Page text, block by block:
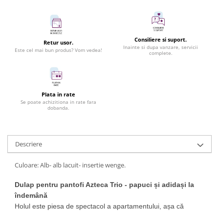
Retur usor.
Este cel mai bun produs? Vom vedea!
Consiliere si suport.
Inainte si dupa vanzare, servicii
complete.
Plata in rate
Se poate achizitiona in rate fara
dobanda.
Descriere
Culoare: Alb- alb lacuit- insertie wenge.
Dulap pentru pantofi Azteca Trio - papuci și adidași la
îndemână
Holul este piesa de spectacol a apartamentului, așa că